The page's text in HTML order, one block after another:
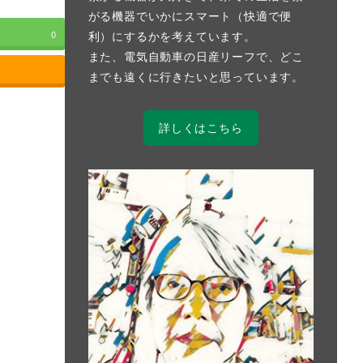
0
がる機器でいかにスマート（快適で便
利）にするかを考えています。
また、電気自動車の日産リーフで、どこ
までも遠くに行きたいと思っています。
詳しくはこちら